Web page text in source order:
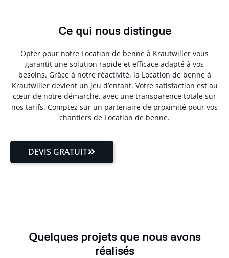
Ce qui nous distingue
Opter pour notre Location de benne à Krautwiller vous
garantit une solution rapide et efficace adapté à vos
besoins. Grâce à notre réactivité, la Location de benne à
Krautwiller devient un jeu d’enfant. Votre satisfaction est au
cœur de notre démarche, avec une transparence totale sur
nos tarifs. Comptez sur un partenaire de proximité pour vos
chantiers de Location de benne.
DEVIS GRATUIT
Quelques projets que nous avons
réalisés